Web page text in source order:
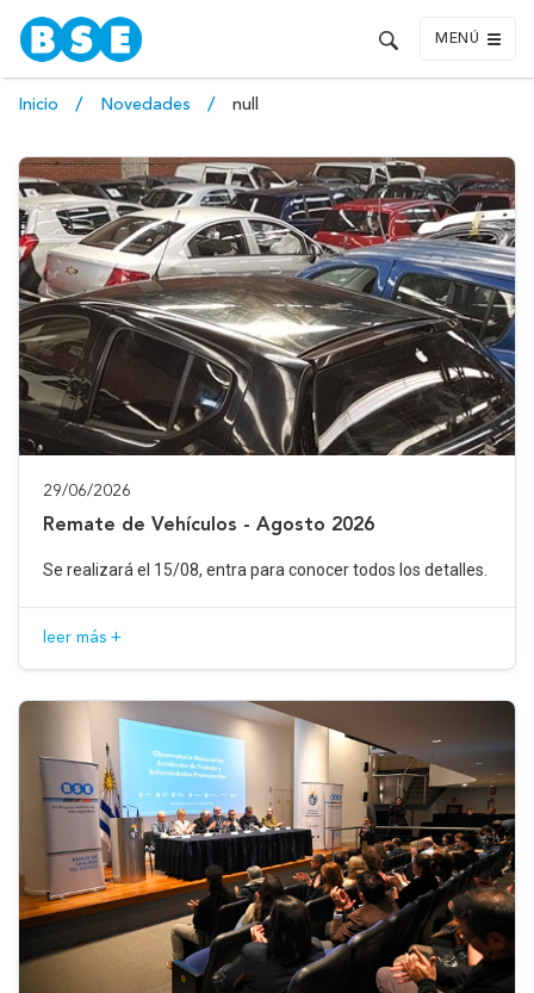
MENÚ
Inicio Novedades null
29/06/2026
Remate de Vehículos - Agosto 2026
Se realizará el 15/08, entra para conocer todos los detalles.
leer más +